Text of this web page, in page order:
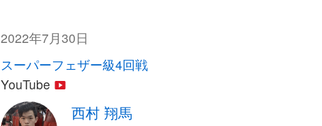
2022年7月30日
スーパーフェザー級4回戦
YouTube
西村 翔馬